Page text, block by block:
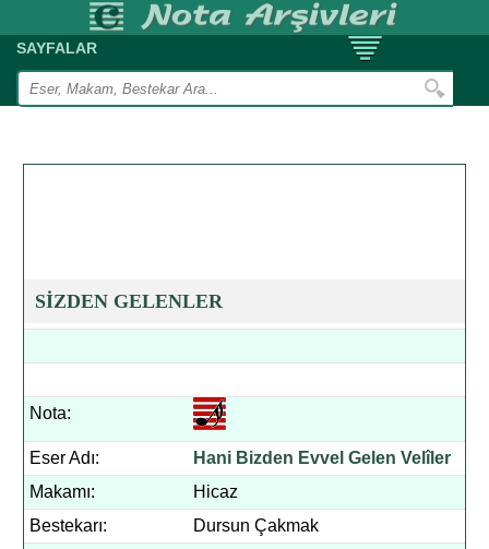
SAYFALAR
SİZDEN GELENLER
Nota:
Eser Adı:
Hani Bizden Evvel Gelen Velîler
Makamı:
Hicaz
Bestekarı:
Dursun Çakmak